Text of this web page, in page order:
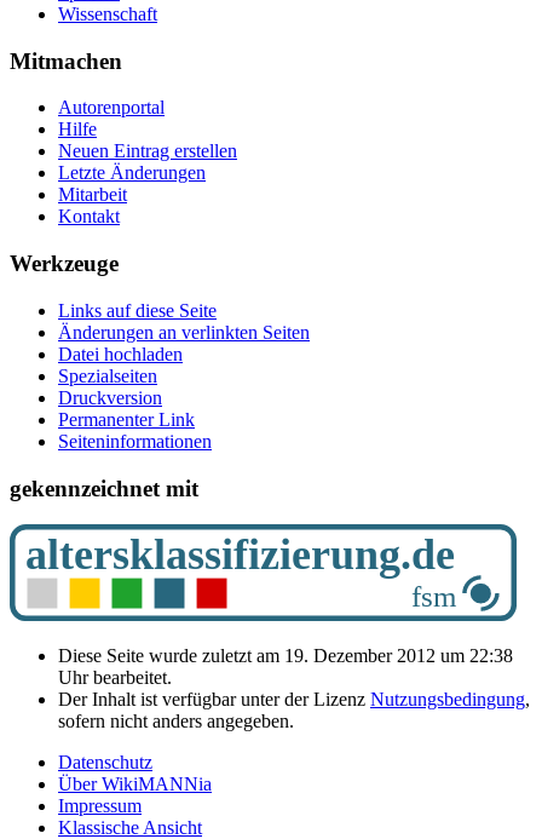
Wissenschaft
Mitmachen
Autorenportal
Hilfe
Neuen Eintrag erstellen
Letzte Änderungen
Mitarbeit
Kontakt
Werkzeuge
Links auf diese Seite
Änderungen an verlinkten Seiten
Datei hochladen
Spezialseiten
Druckversion
Permanenter Link
Seiten­­informationen
gekennzeichnet mit
Diese Seite wurde zuletzt am 19. Dezember 2012 um 22:38
Uhr bearbeitet.
Der Inhalt ist verfügbar unter der Lizenz Nutzungsbedingung,
sofern nicht anders angegeben.
Datenschutz
Über WikiMANNia
Impressum
Klassische Ansicht